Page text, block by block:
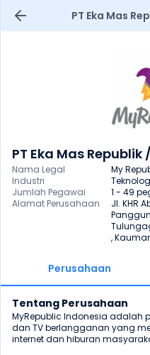
PT Eka Mas
PT Eka Mas Republik
Nama Legal
My
Industri
Jumlah Pegawai
1 - 49
Alamat Perusahaan
Jl. KHR
,
Perusahaan
Tentang Perusahaan
MyRepublic Indonesia adalah
dan TV berlangganan yang
internet dan hiburan